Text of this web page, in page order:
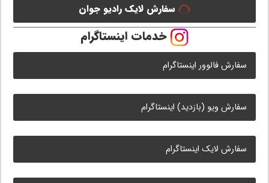
سفارش لایک رادیو جوان
خدمات اینستاگرام
سفارش فالوور اینستاگرام
سفارش ویو (بازدید) اینستاگرام
سفارش لایک اینستاگرام